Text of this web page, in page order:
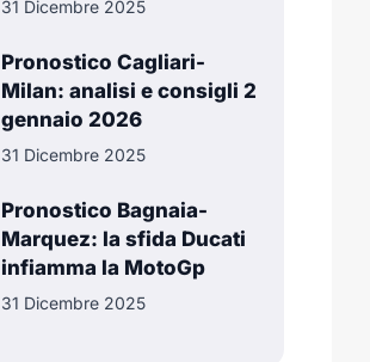
31 Dicembre 2025
Pronostico Cagliari-
Milan: analisi e consigli 2
gennaio 2026
31 Dicembre 2025
Pronostico Bagnaia-
Marquez: la sfida Ducati
infiamma la MotoGp
31 Dicembre 2025